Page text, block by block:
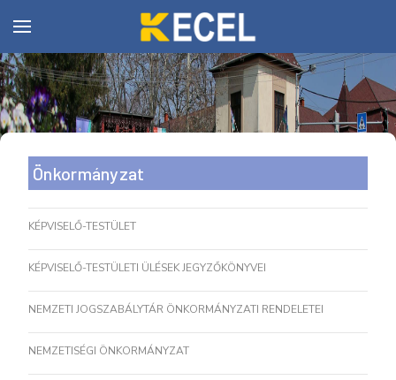
Önkormányzat
KÉPVISELŐ-TESTÜLET
KÉPVISELŐ-TESTÜLETI ÜLÉSEK JEGYZŐKÖNYVEI
NEMZETI JOGSZABÁLYTÁR ÖNKORMÁNYZATI RENDELETEI
NEMZETISÉGI ÖNKORMÁNYZAT